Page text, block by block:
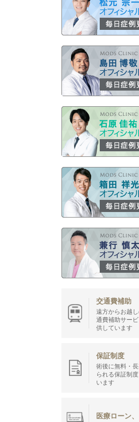
交通費補助
遠方からお越
通費補助サー
供しています
保証制度
術後に無料・
られる保証制
います
医療ローン、